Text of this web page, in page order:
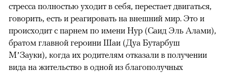
стресса полностью уходит в себя, перестает двигаться,
говорить, есть и реагировать на внешний мир. Это и
происходит с парнем по имени Нур (Саид Эль Алами),
братом главной героини Шаи (Дуа Бутарбуш
М’Зауки), когда их родителям отказали в получении
вида на жительство в одной из благополучных